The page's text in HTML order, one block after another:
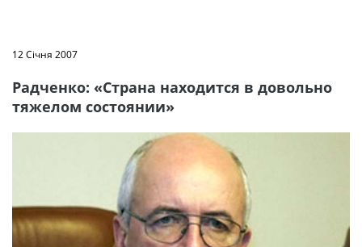
12 Січня 2007
Радченко: «Страна находится в довольно
тяжелом состоянии»